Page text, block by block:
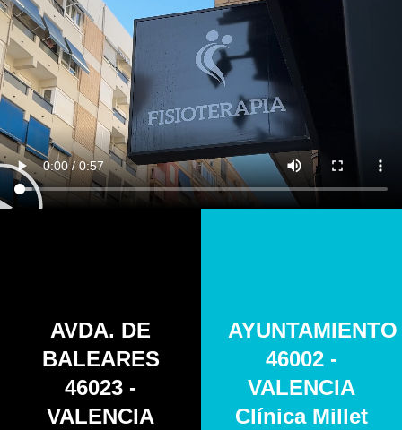
AVDA. DE
BALEARES
46023 -
VALENCIA
AYUNTAMIENTO
46002 -
VALENCIA
Clínica Millet